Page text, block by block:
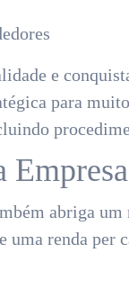
e
para
abriga
renda per